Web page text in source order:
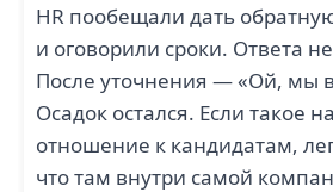
HR пообещали дать
и оговорили сроки. Ответа
После уточнения — «Ой, мы
Осадок остался. Если такое
отношение к кандидатам,
что там внутри самой